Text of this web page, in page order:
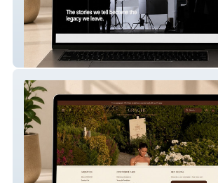
TSP Films – Cinematic Production Studio
Website